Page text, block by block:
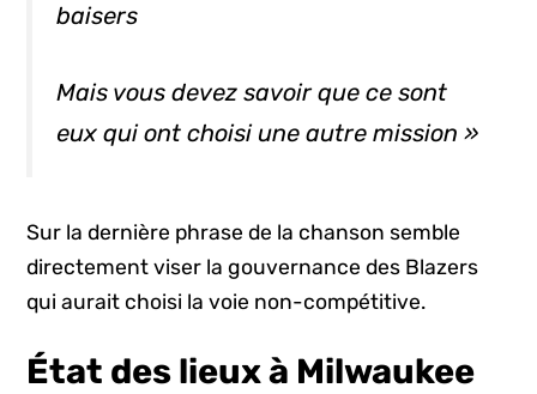
baisers
Mais vous devez savoir que ce sont
eux qui ont choisi une autre mission »
Sur la dernière phrase de la chanson semble
directement viser la gouvernance des Blazers
qui aurait choisi la voie non-compétitive.
État des lieux à Milwaukee